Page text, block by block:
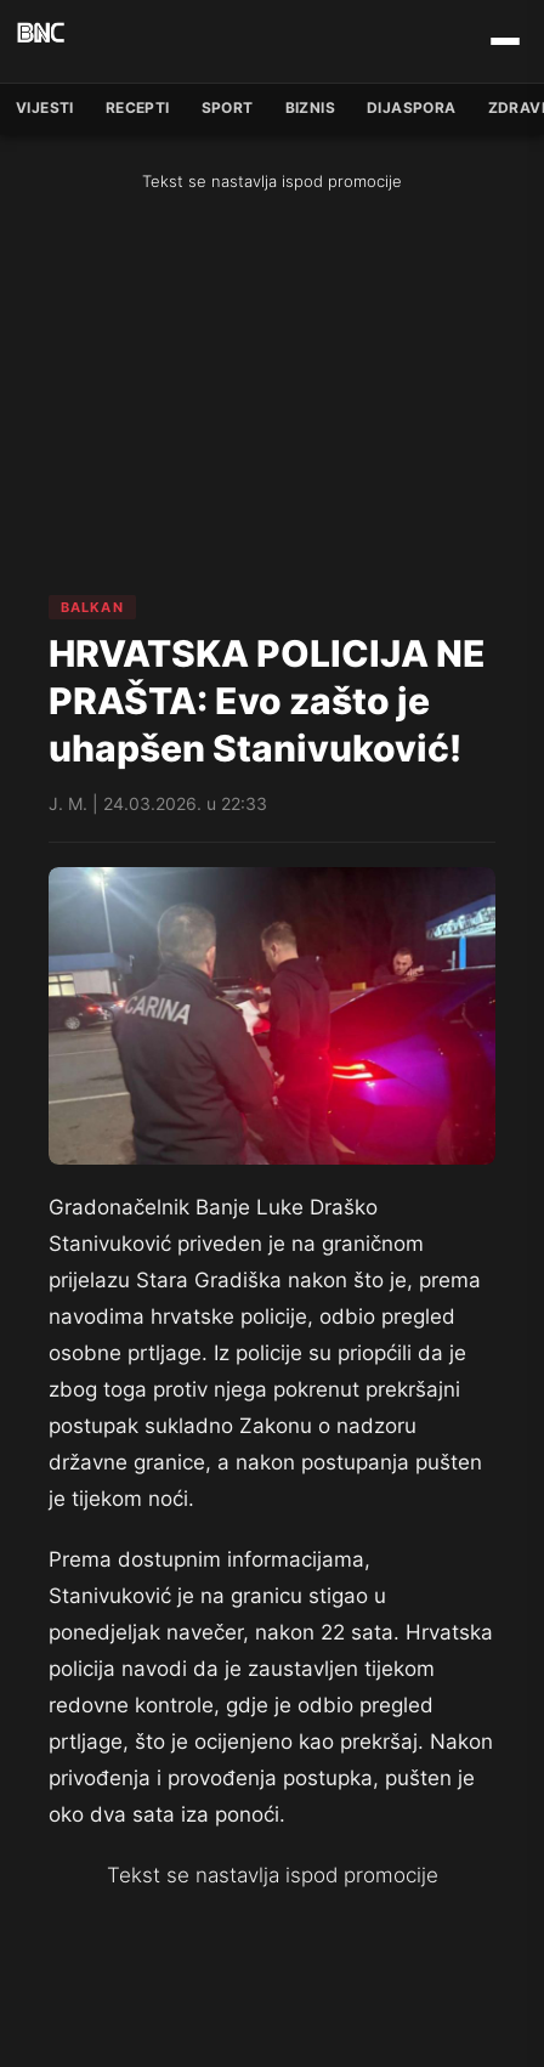
VIJESTI RECEPTI SPORT BIZNIS DIJASPORA
Tekst se nastavlja ispod promocije
BALKAN
HRVATSKA POLICIJA NE
PRAŠTA: Evo zašto je
uhapšen Stanivuković!
J. M. | 24.03.2026. u 22:33
Gradonačelnik Banje Luke Draško
Stanivuković priveden je na graničnom
prijelazu Stara Gradiška nakon što je, prema
navodima hrvatske policije, odbio pregled
osobne prtljage. Iz policije su priopćili da je
zbog toga protiv njega pokrenut prekršajni
postupak sukladno Zakonu o nadzoru
državne granice, a nakon postupanja pušten
je tijekom noći.
Prema dostupnim informacijama,
Stanivuković je na granicu stigao u
ponedjeljak navečer, nakon 22 sata. Hrvatska
policija navodi da je zaustavljen tijekom
redovne kontrole, gdje je odbio pregled
prtljage, što je ocijenjeno kao prekršaj. Nakon
privođenja i provođenja postupka, pušten je
oko dva sata iza ponoći.
Tekst se nastavlja ispod promocije